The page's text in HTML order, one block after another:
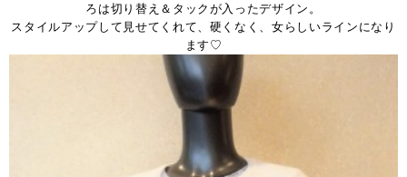
ろは切り替え＆タックが入ったデザイン。
スタイルアップして見せてくれて、硬くなく、女らしいラインになり
ます♡